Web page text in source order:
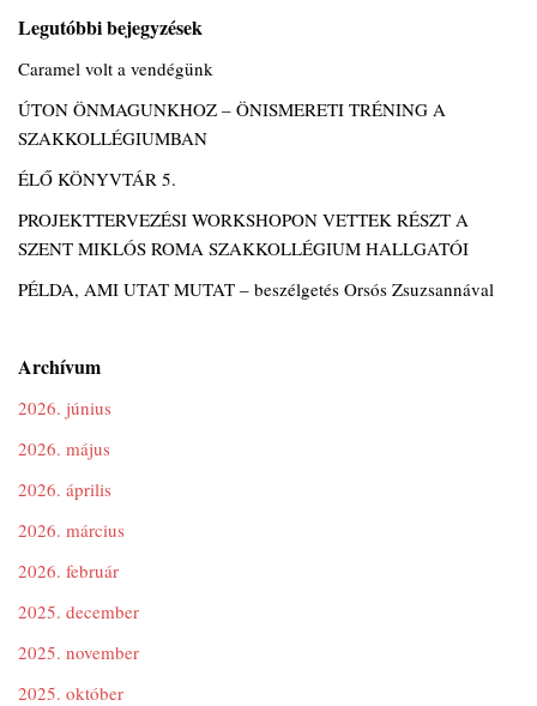
Legutóbbi bejegyzések
Caramel volt a vendégünk
ÚTON ÖNMAGUNKHOZ – ÖNISMERETI TRÉNING A
SZAKKOLLÉGIUMBAN
ÉLŐ KÖNYVTÁR 5.
PROJEKTTERVEZÉSI WORKSHOPON VETTEK RÉSZT A
SZENT MIKLÓS ROMA SZAKKOLLÉGIUM HALLGATÓI
PÉLDA, AMI UTAT MUTAT – beszélgetés Orsós Zsuzsannával
Archívum
2026. június
2026. május
2026. április
2026. március
2026. február
2025. december
2025. november
2025. október